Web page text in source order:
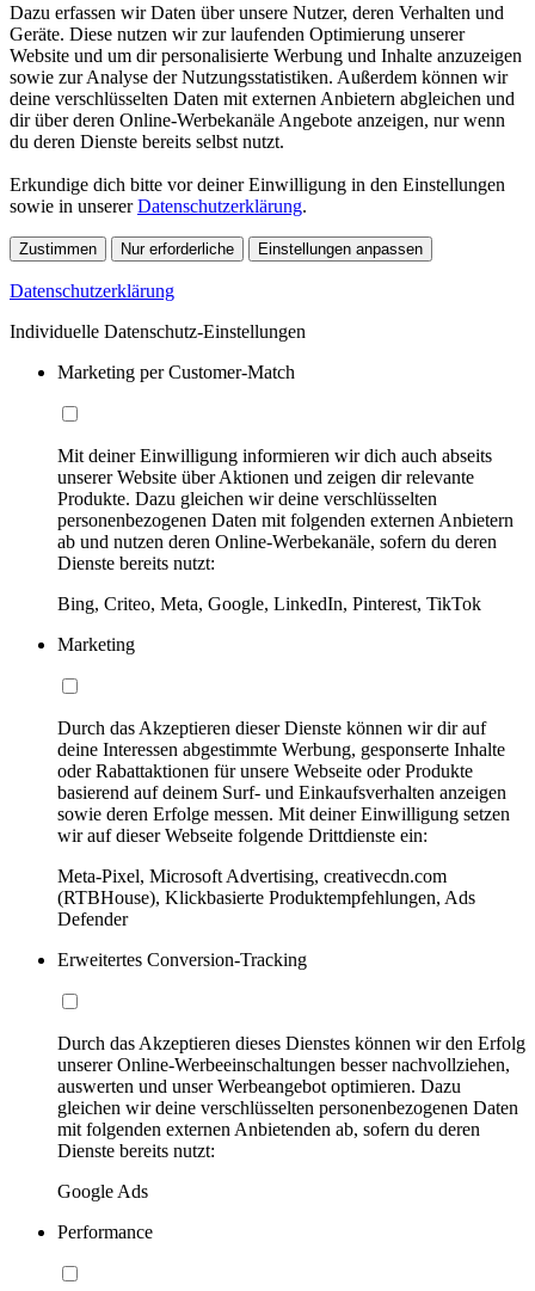
Dazu erfassen wir Daten über unsere Nutzer, deren Verhalten und
Geräte. Diese nutzen wir zur laufenden Optimierung unserer
Website und um dir personalisierte Werbung und Inhalte anzuzeigen
sowie zur Analyse der Nutzungsstatistiken. Außerdem können wir
deine verschlüsselten Daten mit externen Anbietern abgleichen und
dir über deren Online-Werbekanäle Angebote anzeigen, nur wenn
du deren Dienste bereits selbst nutzt.
Erkundige dich bitte vor deiner Einwilligung in den Einstellungen
sowie in unsererDatenschutzerklärung.
Zustimmen Nur erforderliche Einstellungen anpassen
Datenschutzerklärung
Individuelle Datenschutz-Einstellungen
Marketing per Customer-Match
Mit deiner Einwilligung informieren wir dich auch abseits
unserer Website über Aktionen und zeigen dir relevante
Produkte. Dazu gleichen wir deine verschlüsselten
personenbezogenen Daten mit folgenden externen Anbietern
ab und nutzen deren Online-Werbekanäle, sofern du deren
Dienste bereits nutzt:
Bing, Criteo, Meta, Google, LinkedIn, Pinterest, TikTok
Marketing
Durch das Akzeptieren dieser Dienste können wir dir auf
deine Interessen abgestimmte Werbung, gesponserte Inhalte
oder Rabattaktionen für unsere Webseite oder Produkte
basierend auf deinem Surf- und Einkaufsverhalten anzeigen
sowie deren Erfolge messen. Mit deiner Einwilligung setzen
wir auf dieser Webseite folgende Drittdienste ein:
Meta-Pixel, Microsoft Advertising, creativecdn.com
(RTBHouse), Klickbasierte Produktempfehlungen, Ads
Defender
Erweitertes Conversion-Tracking
Durch das Akzeptieren dieses Dienstes können wir den Erfolg
unserer Online-Werbeeinschaltungen besser nachvollziehen,
auswerten und unser Werbeangebot optimieren. Dazu
gleichen wir deine verschlüsselten personenbezogenen Daten
mit folgenden externen Anbietenden ab, sofern du deren
Dienste bereits nutzt:
Google Ads
Performance